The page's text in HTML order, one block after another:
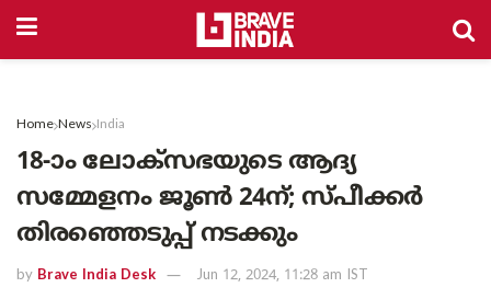
Home News India
18-ാം ലോക്‌സഭയുടെ ആദ്യ
സമ്മേളനം ജൂൺ 24ന്; സ്പീക്കർ
തിരഞ്ഞെടുപ്പ് നടക്കും
by Brave India Desk Jun 12, 2024, 11:28 am IST